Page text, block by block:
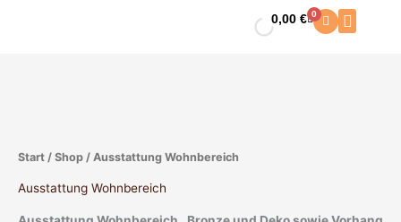
0,00€ 0
Warenkorb
Start / Shop / Ausstattung Wohnbereich
Ausstattung Wohnbereich